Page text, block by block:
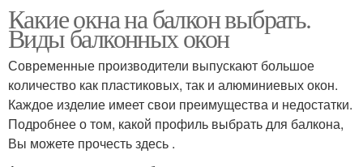
Какие окна на балкон выбрать.
Виды балконных окон
Современные производители выпускают большое
количество как пластиковых, так и алюминиевых окон.
Каждое изделие имеет свои преимущества и недостатки.
Подробнее о том, какой профиль выбрать для балкона,
Вы можете прочесть здесь .